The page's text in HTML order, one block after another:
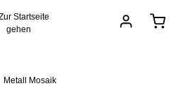
Metall Mosaik